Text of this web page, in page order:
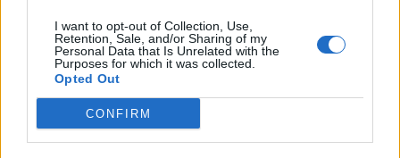
I want to opt-out of Collection, Use,
Retention, Sale, and/or Sharing of my
Personal Data that Is Unrelated with the
Purposes for which it was collected.
Opted Out
CONFIRM